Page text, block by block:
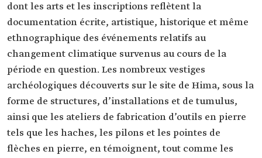
dont les arts et les inscriptions reflètent la
documentation écrite, artistique, historique et même
ethnographique des événements relatifs au
changement climatique survenus au cours de la
période en question. Les nombreux vestiges
archéologiques découverts sur le site de Hima, sous la
forme de structures, d’installations et de tumulus,
ainsi que les ateliers de fabrication d’outils en pierre
tels que les haches, les pilons et les pointes de
flèches en pierre, en témoignent, tout comme les